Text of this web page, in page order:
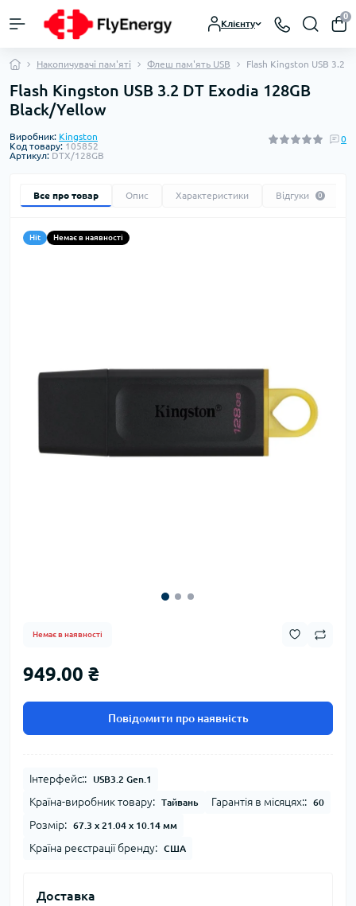
Клієнту
0
Накопичувачі пам'яті Флеш пам'ять USB Flash Kingston USB 3.2
Flash Kingston USB 3.2 DT Exodia 128GB
Black/Yellow
Виробник: Kingston
Код товару: 105852
Артикул: DTX/128GB
0
Все про товар Опис Характеристики Відгуки 0
Hit Немає в наявності
Немає в наявності
949.00 ₴
Повідомити про наявність
Інтерфейс:: USB3.2 Gen.1
Країна-виробник товару: Тайвань Гарантія в місяцях:: 60
Розмір: 67.3 x 21.04 x 10.14 мм
Країна реєстрації бренду: США
Доставка